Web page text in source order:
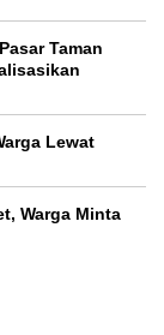
Taman
Lewat
Warga Minta